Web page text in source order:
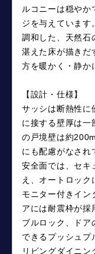
ルコニーは穏やか
ジを与えています
調和した、天然石
湛えた床が描きだ
方を暖かく・静か
【設計・仕様】
サッシは断熱性に
に接する壁厚は一
の戸境壁は約
にも配慮がなされ
安全面では、セキ
え、オートロッ
モニター付きイン
アには耐震枠が採
ブルロック、ドア
できるプッシュプ
リビングダイニ